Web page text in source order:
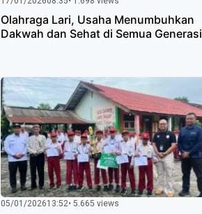
Olahraga Lari, Usaha Menumbuhkan
Dakwah dan Sehat di Semua Generasi
05/01/202613:52• 5.665 views